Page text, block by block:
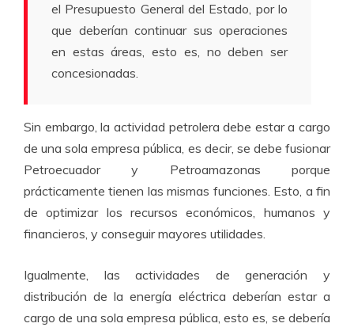
el Presupuesto General del Estado, por lo
que deberían continuar sus operaciones
en estas áreas, esto es, no deben ser
concesionadas.
Sin embargo, la actividad petrolera debe estar a cargo
de una sola empresa pública, es decir, se debe fusionar
Petroecuador y Petroamazonas porque
prácticamente tienen las mismas funciones. Esto, a fin
de optimizar los recursos económicos, humanos y
financieros, y conseguir mayores utilidades.
Igualmente, las actividades de generación y
distribución de la energía eléctrica deberían estar a
cargo de una sola empresa pública, esto es, se debería